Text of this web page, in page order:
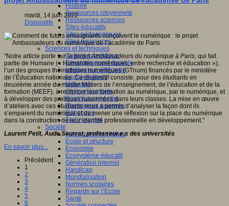
Histoire
Ressources citoyenneté
Ressources sciences
Sites éducatifs
Sites pédagogiques
Sites ressources
Sciences et techniques
Culture scientifique
Développement durable
Intelligence artificielle
Logiciels libres
Métavers
Outils et logiciels
Réalité augmentée
Ressources sciences
Robotique
Technologies
Société
Acteurs des territoires
Ecole et structure
Economie
Ecosystème éducatif
Génération internet
Handicap
Mondialisation
Normes scolaires
Regards sur l’Ecole
Santé
mardi, 14 juin 2022
Dispositifs
"Notre article porte sur le projetAmbassadeurs du numérique à Paris , qui fait
partie de Humane (« Humanités numériques, entre recherche et éducation »),
l’un des groupes thématiques numériques (GTnum) financés par le ministère
de l’Éducation nationale. Ce dispositif consiste, pour des étudiants en
deuxième année du master Métiers de l’enseignement, de l’éducation et de la
formation (MEEF), à renforcer leur formation au numérique, par le numérique, et
à développer des pratiques raisonnées dans leurs classes. La mise en œuvre
d’ateliers avec ces étudiants nous a permis d’analyser la façon dont ils
s’emparent du numérique et de mener une réflexion sur la place du numérique
dans la construction de leur identité professionnelle en développement."
Laurent Petit, Aude Seurrat, professeur.e.s des universités
En savoir plus...
Précédent
1
2
3
4
5
6